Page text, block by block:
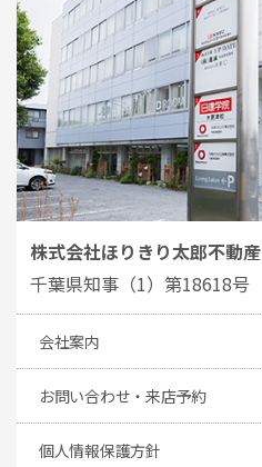
株式会社ほりきり太郎不動産
千葉県知事（1）第18618号
会社案内
お問い合わせ・来店予約
個人情報保護方針